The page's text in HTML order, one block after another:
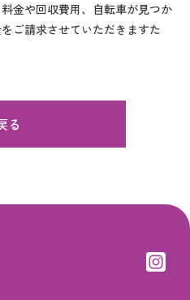
金や回収費用、自転車が見つか
ご請求させていただきますた
る